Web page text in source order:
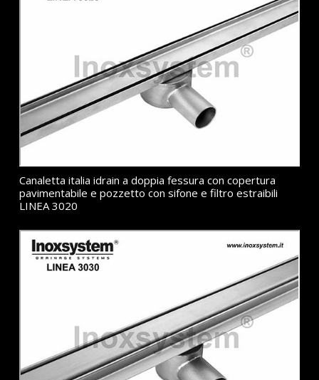
Canaletta italia idrain a doppia fessura con copertura
pavimentabile e pozzetto con sifone e filtro estraibili
LINEA 3020